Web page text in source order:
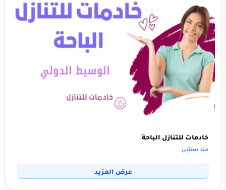
خادمات للتنازل الباحة
منذ سنتين
عرض المزيد